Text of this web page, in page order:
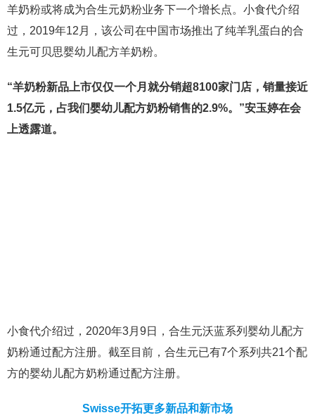
羊奶粉或将成为合生元奶粉业务下一个增长点。小食代介绍
过，2019年12月，该公司在中国市场推出了纯羊乳蛋白的合
生元可贝思婴幼儿配方羊奶粉。
“羊奶粉新品上市仅仅一个月就分销超8100家门店，销量接近
1.5亿元，占我们婴幼儿配方奶粉销售的2.9%。”安玉婷在会
上透露道。
小食代介绍过，2020年3月9日，合生元沃蓝系列婴幼儿配方
奶粉通过配方注册。截至目前，合生元已有7个系列共21个配
方的婴幼儿配方奶粉通过配方注册。
Swisse开拓更多新品和新市场